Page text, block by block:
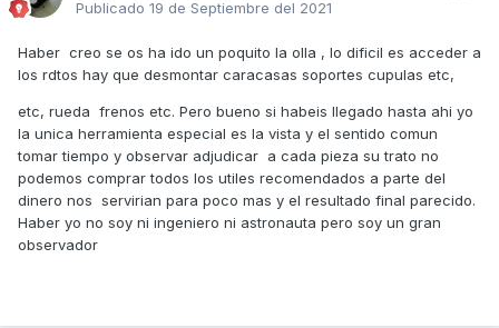
Publicado 19 de Septiembre del 2021
Haber creo se os ha ido un poquito la olla , lo dificil es acceder a
los rdtos hay que desmontar caracasas soportes cupulas etc,
etc, rueda frenos etc. Pero bueno si habeis llegado hasta ahi yo
la unica herramienta especial es la vista y el sentido comun
tomar tiempo y observar adjudicar a cada pieza su trato no
podemos comprar todos los utiles recomendados a parte del
dinero nos servirian para poco mas y el resultado final parecido.
Haber yo no soy ni ingeniero ni astronauta pero soy un gran
observador